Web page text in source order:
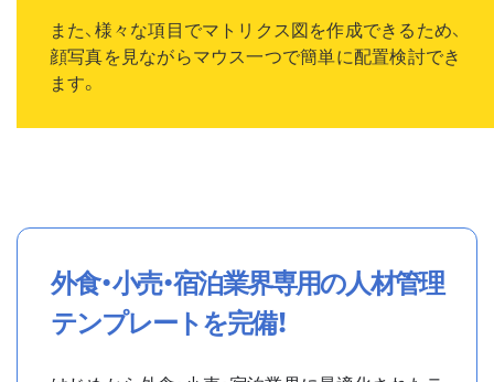
また、様々な項目でマトリクス図を作成できるため、
顔写真を見ながらマウス一つで簡単に配置検討でき
ます。
外食・小売・宿泊業界専用の人材管理
テンプレートを完備！